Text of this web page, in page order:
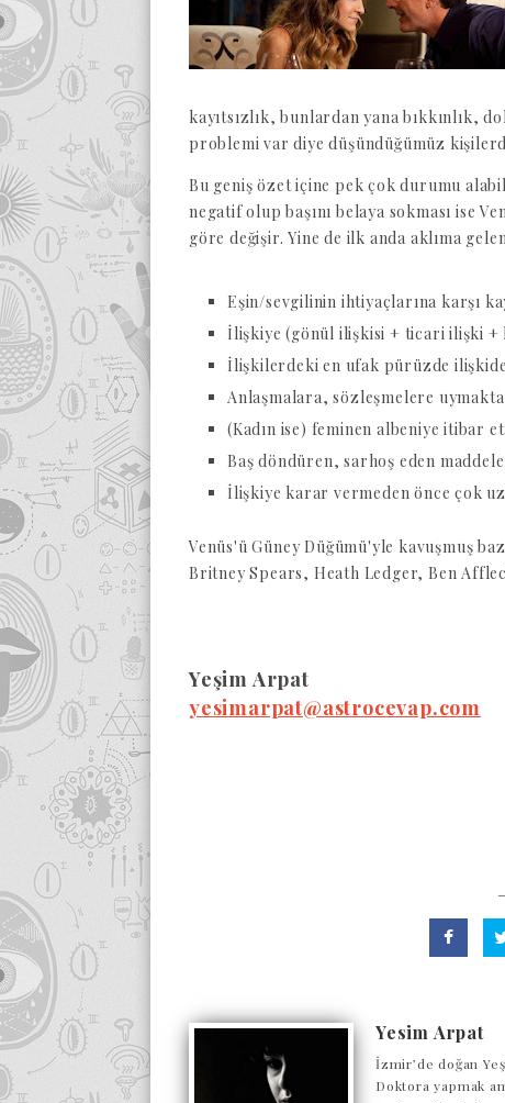
kayıtsızlık, bunlardan yana bıkkınlık,
problemi var diye düşündüğümüz
Bu geniş özet içine pek çok durumu
negatif olup başını belaya sokması ise
göre değişir. Yine de ilk anda aklıma
Eşin/sevgilinin ihtiyaçlarına karşı
İlişkiye (gönül ilişkisi + ticari ilişki
İlişkilerdeki en ufak pürüzde
Anlaşmalara, sözleşmelere
(Kadın ise) feminen albeniye itibar
Baş döndüren, sarhoş eden
İlişkiye karar vermeden önce çok
Venüs'ü Güney Düğümü'yle kavuşmuş
Britney Spears, Heath Ledger, Ben
Yeşim Arpat
yesimarpat@astrocevap.com
Yesim Arpat
İzmir’de doğan
Doktora yapmak